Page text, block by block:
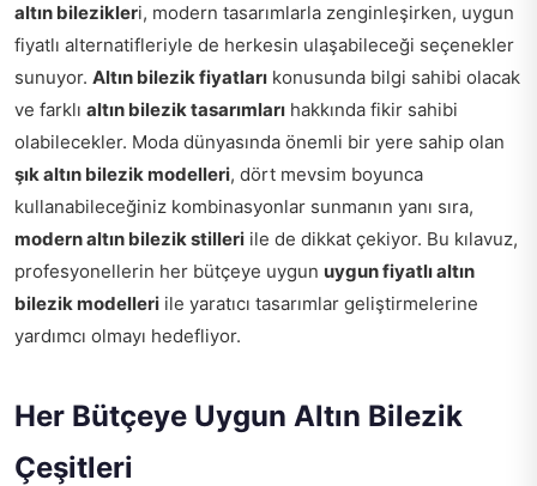
altın bilezikleri, modern tasarımlarla zenginleşirken, uygun
fiyatlı alternatifleriyle de herkesin ulaşabileceği seçenekler
sunuyor. Altın bilezik fiyatları konusunda bilgi sahibi olacak
ve farklı altın bilezik tasarımları hakkında fikir sahibi
olabilecekler. Moda dünyasında önemli bir yere sahip olan
şık altın bilezik modelleri, dört mevsim boyunca
kullanabileceğiniz kombinasyonlar sunmanın yanı sıra,
modern altın bilezik stilleri ile de dikkat çekiyor. Bu kılavuz,
profesyonellerin her bütçeye uygun uygun fiyatlı altın
bilezik modelleri ile yaratıcı tasarımlar geliştirmelerine
yardımcı olmayı hedefliyor.
Her Bütçeye Uygun Altın Bilezik
Çeşitleri